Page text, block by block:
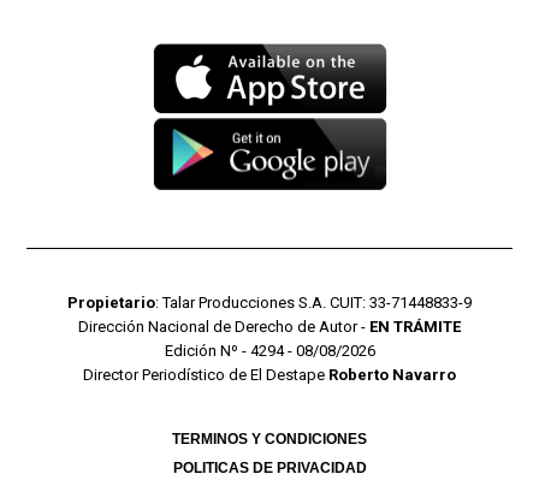
Propietario: Talar Producciones S.A. CUIT: 33-71448833-9
Dirección Nacional de Derecho de Autor - EN TRÁMITE
Edición Nº - 4294 - 08/08/2026
Director Periodístico de El Destape Roberto Navarro
TERMINOS Y CONDICIONES
POLITICAS DE PRIVACIDAD